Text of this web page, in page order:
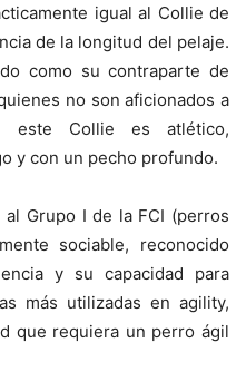
igual al Collie de
de la longitud del pelaje.
como su contraparte de
no son aficionados a
este Collie es atlético,
y con un pecho profundo.
Grupo I de la FCI (perros
sociable, reconocido
y su capacidad para
más utilizadas en agility,
que requiera un perro ágil